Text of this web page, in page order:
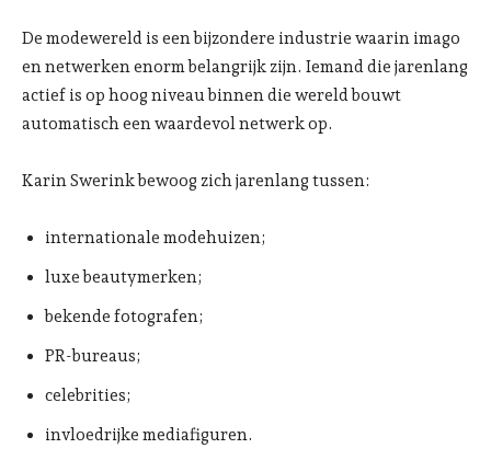
De modewereld is een bijzondere industrie waarin imago
en netwerken enorm belangrijk zijn. Iemand die jarenlang
actief is op hoog niveau binnen die wereld bouwt
automatisch een waardevol netwerk op.
Karin Swerink bewoog zich jarenlang tussen:
internationale modehuizen;
luxe beautymerken;
bekende fotografen;
PR-bureaus;
celebrities;
invloedrijke mediafiguren.